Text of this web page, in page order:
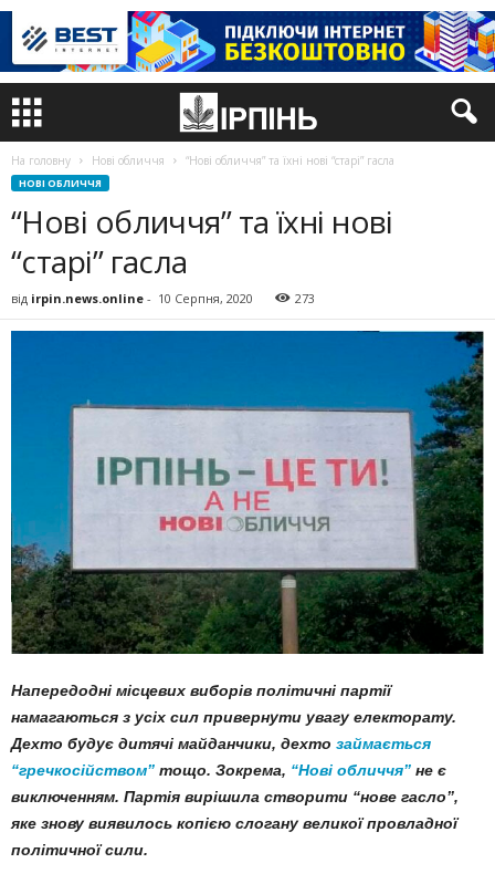
На головну Нові обличчя “Нові обличчя” та їхні нові “старі” гасла
НОВІ ОБЛИЧЧЯ
“Нові обличчя” та їхні нові
“старі” гасла
від irpin.news.online - 10 Серпня, 2020 273
Напередодні місцевих виборів політичні партії
намагаються з усіх сил привернути увагу електорату.
Дехто будує дитячі майданчики, дехто займається
“гречкосійством” тощо. Зокрема, “Нові обличчя” не є
виключенням. Партія вирішила створити “нове гасло”,
яке знову виявилось копією слогану великої провладної
політичної сили.